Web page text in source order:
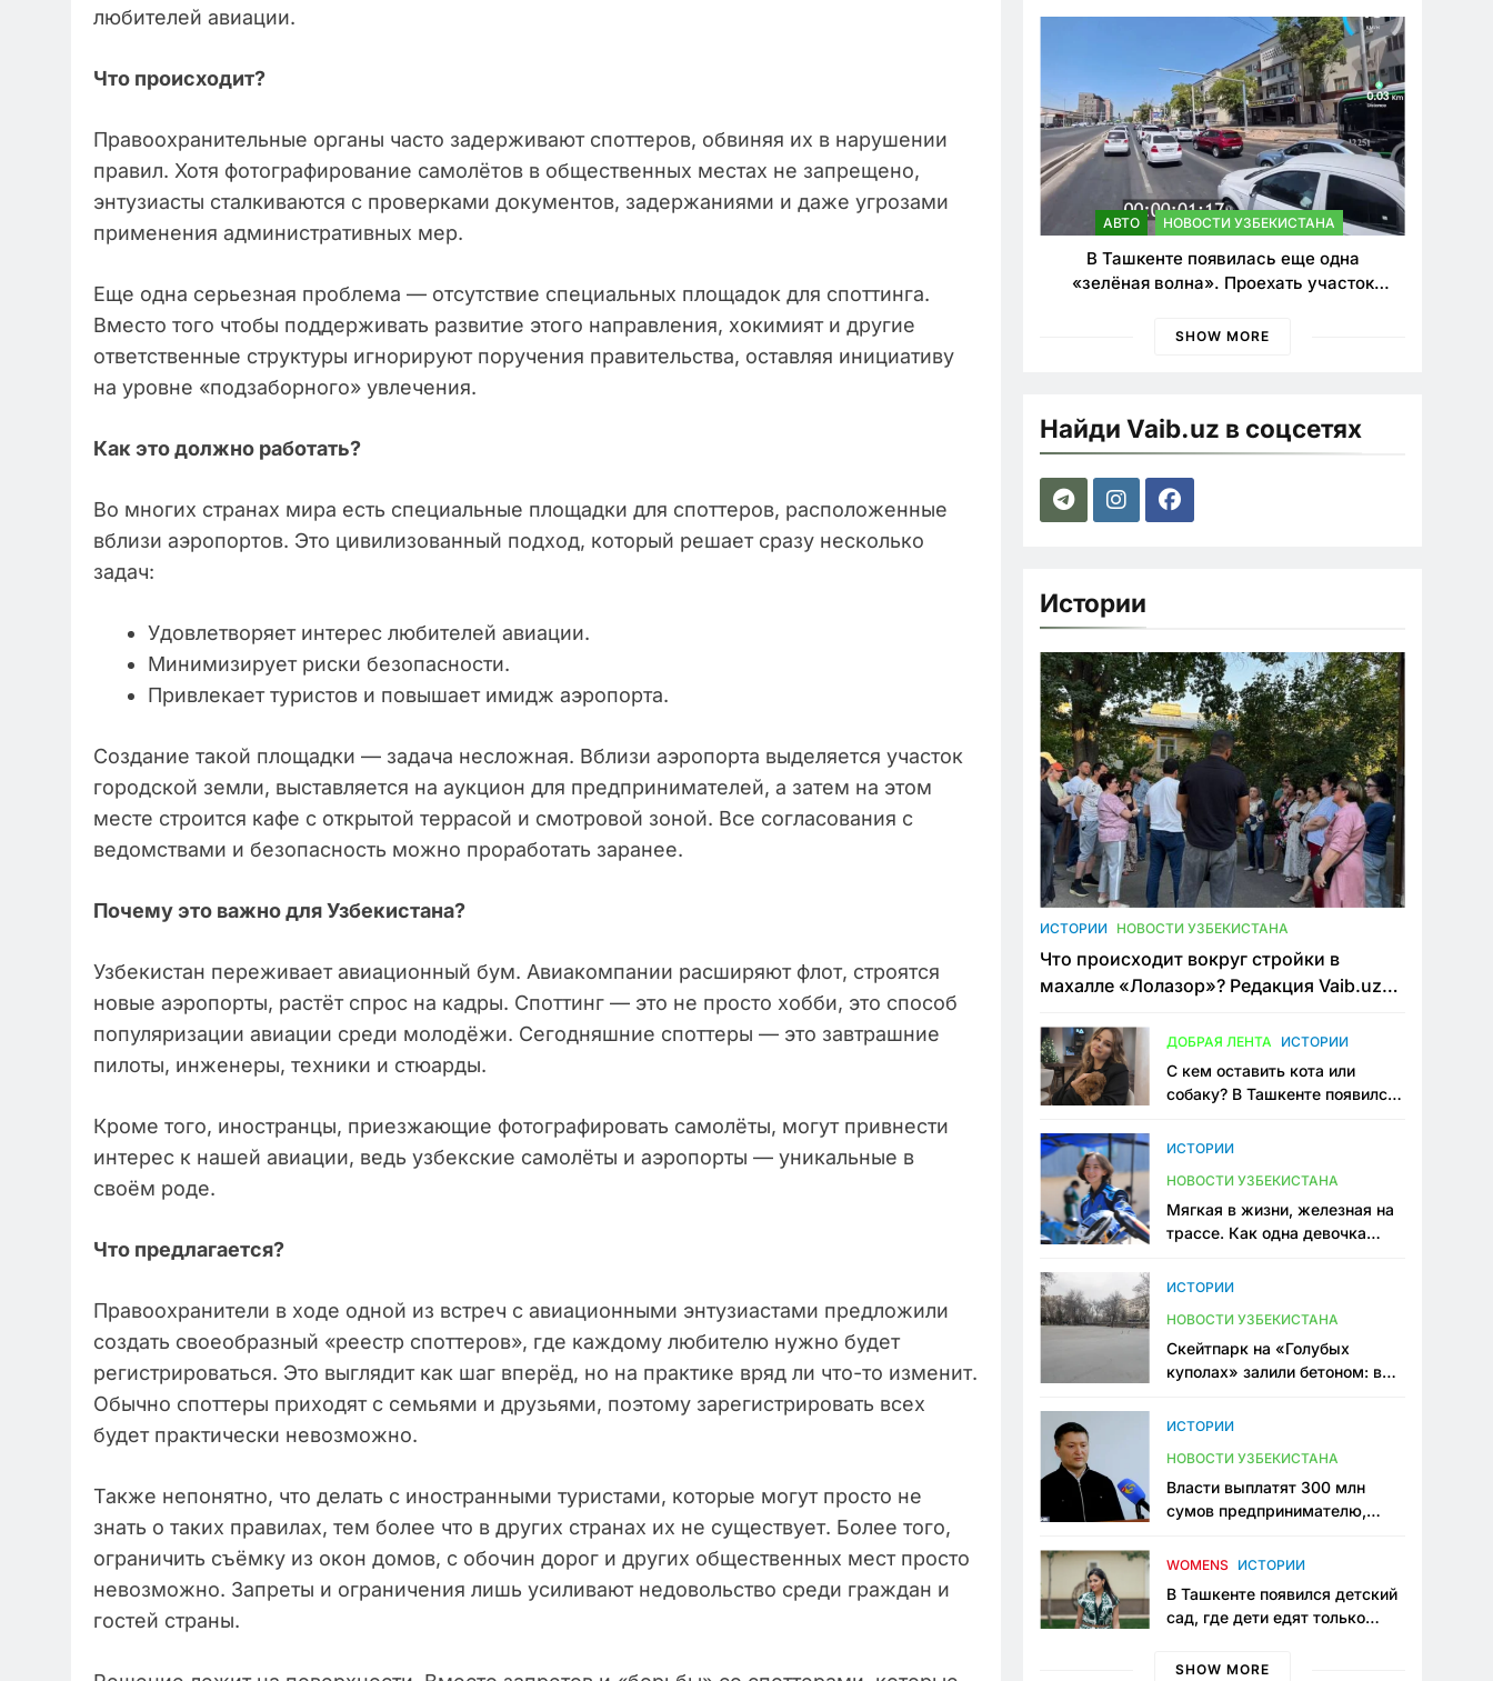
любителей авиации.
Что происходит?
Правоохранительные органы часто задерживают споттеров, обвиняя их в нарушении
правил. Хотя фотографирование самолётов в общественных местах не запрещено,
энтузиасты сталкиваются с проверками документов, задержаниями и даже угрозами
применения административных мер.
Еще одна серьезная проблема — отсутствие специальных площадок для споттинга.
Вместо того чтобы поддерживать развитие этого направления, хокимият и другие
ответственные структуры игнорируют поручения правительства, оставляя инициативу
на уровне «подзаборного» увлечения.
Как это должно работать?
Во многих странах мира есть специальные площадки для споттеров, расположенные
вблизи аэропортов. Это цивилизованный подход, который решает сразу несколько
задач:
Удовлетворяет интерес любителей авиации.
Минимизирует риски безопасности.
Привлекает туристов и повышает имидж аэропорта.
Создание такой площадки — задача несложная. Вблизи аэропорта выделяется участок
городской земли, выставляется на аукцион для предпринимателей, а затем на этом
месте строится кафе с открытой террасой и смотровой зоной. Все согласования с
ведомствами и безопасность можно проработать заранее.
Почему это важно для Узбекистана?
Узбекистан переживает авиационный бум. Авиакомпании расширяют флот, строятся
новые аэропорты, растёт спрос на кадры. Споттинг — это не просто хобби, это способ
популяризации авиации среди молодёжи. Сегодняшние споттеры — это завтрашние
пилоты, инженеры, техники и стюарды.
Кроме того, иностранцы, приезжающие фотографировать самолёты, могут привнести
интерес к нашей авиации, ведь узбекские самолёты и аэропорты — уникальные в
своём роде.
Что предлагается?
Правоохранители в ходе одной из встреч с авиационными энтузиастами предложили
создать своеобразный «реестр споттеров», где каждому любителю нужно будет
регистрироваться. Это выглядит как шаг вперёд, но на практике вряд ли что-то изменит.
Обычно споттеры приходят с семьями и друзьями, поэтому зарегистрировать всех
будет практически невозможно.
Также непонятно, что делать с иностранными туристами, которые могут просто не
знать о таких правилах, тем более что в других странах их не существует. Более того,
ограничить съёмку из окон домов, с обочин дорог и других общественных мест просто
невозможно. Запреты и ограничения лишь усиливают недовольство среди граждан и
гостей страны.
АВТО НОВОСТИ УЗБЕКИСТАНА
В Ташкенте появилась еще одна
«зелёная волна». Проехать участок
SHOW MORE
Найди Vaib.uz в соцсетях
Истории
ИСТОРИИ НОВОСТИ УЗБЕКИСТАНА
Что происходит вокруг стройки в
махалле «Лолазор»? Редакция Vaib.uz
конфликта
ДОБРАЯ ЛЕНТА ИСТОРИИ
С кем оставить кота или
собаку? В Ташкенте появился
ИСТОРИИ
НОВОСТИ УЗБЕКИСТАНА
Мягкая в жизни, железная на
трассе. Как одна девочка
Узбекистане
ИСТОРИИ
НОВОСТИ УЗБЕКИСТАНА
Скейтпарк на «Голубых
куполах» залили бетоном: в
одно общественное
ИСТОРИИ
НОВОСТИ УЗБЕКИСТАНА
Власти выплатят 300 млн
сумов предпринимателю,
тюрьме по незаконному
WOMENS ИСТОРИИ
В Ташкенте появился детский
сад, где дети едят только
мама, которая устала просить
SHOW MORE